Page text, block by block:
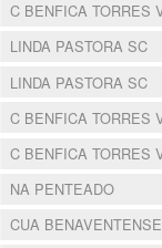
C BENFICA TORRES
LINDA PASTORA SC
LINDA PASTORA SC
C BENFICA TORRES
C BENFICA TORRES
NA PENTEADO
CUA BENAVENTENSE